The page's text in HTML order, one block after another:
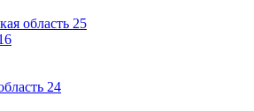
область 25
24